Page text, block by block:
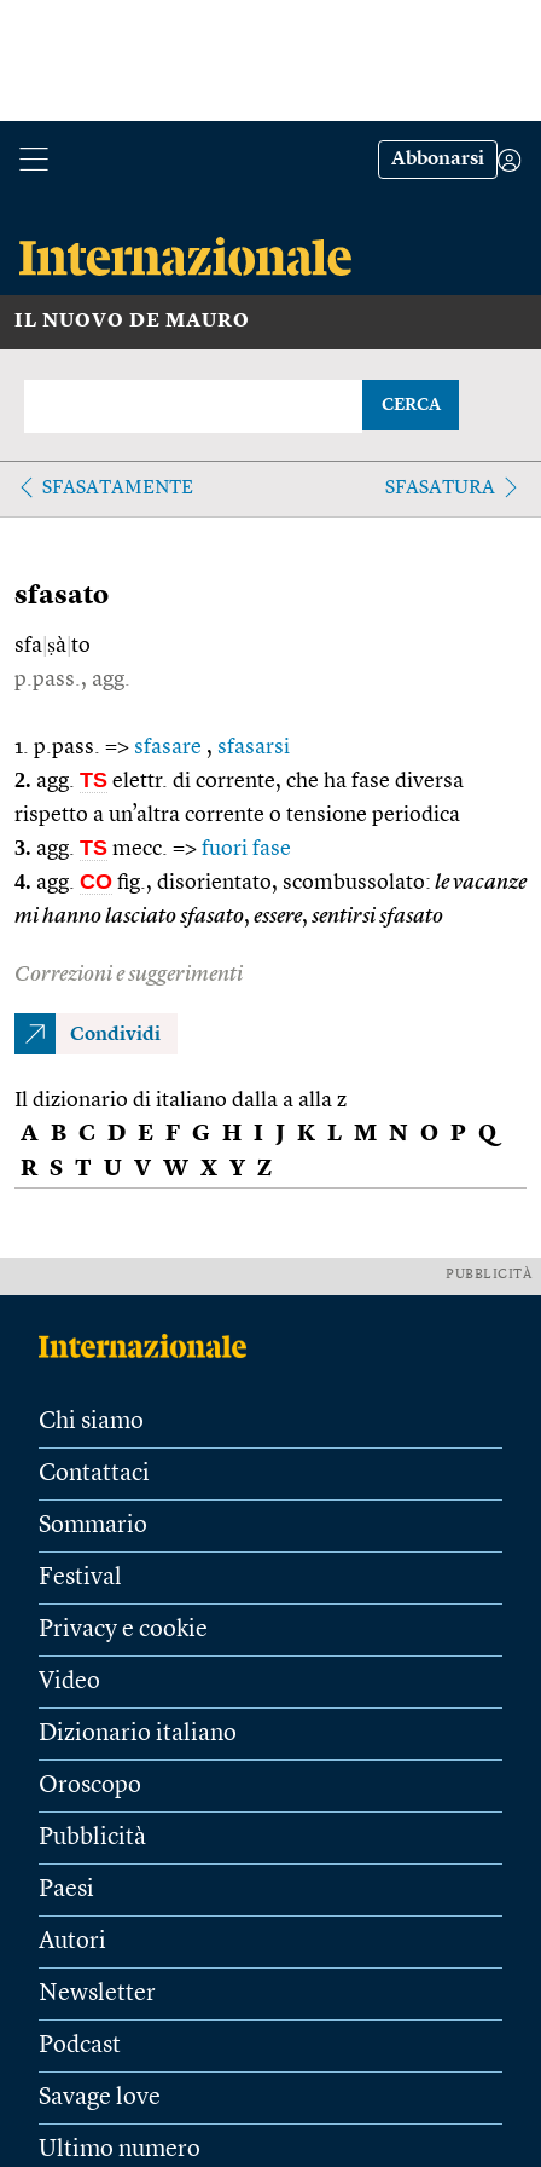
Abbonarsi
IL NUOVO DE MAURO
CERCA
SFASATAMENTE SFASATURA
sfasato
sfa ṣà to
p.pass., agg.
1. p.pass. => sfasare , sfasarsi
2. agg. TS elettr. di corrente, che ha fase diversa
rispetto a un’altra corrente o tensione periodica
3. agg. TS mecc. => fuori fase
4. agg. CO fig., disorientato, scombussolato: le vacanze
mi hanno lasciato sfasato, essere, sentirsi sfasato
Correzioni e suggerimenti
Condividi
Il dizionario di italiano dalla a alla z
A B C D E F G H I J K L M N O P Q
R S T U V W X Y Z
PUBBLICITÀ
Chi siamo
Contattaci
Sommario
Festival
Privacy e cookie
Video
Dizionario italiano
Oroscopo
Pubblicità
Paesi
Autori
Newsletter
Podcast
Savage love
Ultimo numero